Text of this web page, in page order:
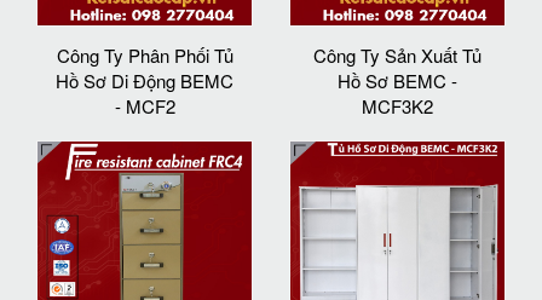
Công Ty Phân Phối Tủ
Hồ Sơ Di Động BEMC
- MCF2
Công Ty Sản Xuất Tủ
Hồ Sơ BEMC -
MCF3K2